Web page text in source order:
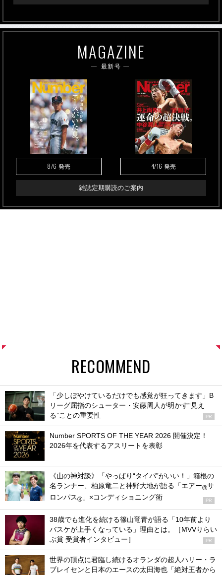
MAGAZINE
最新号
8/6 発売 4/16 発売
雑誌定期購読のご案内
RECOMMEND
「少しぼやけているだけでも感覚が狂ってきます」B
リーグ屈指のシューター・安藤周人が明かす“見え
る”ことの重要性
PR
Number SPORTS OF THE YEAR 2026 開催決定！
2026年を代表するアスリートを表彰
《山の神対談》「やっぱり“タイパ”がいい！」箱根の
名ランナー、柏原竜二と神野大地が語る「エアー®サ
ロンパス® 」×コンディショニング術 PR
38歳でも進化を続ける篠山竜青が語る「10年前より
バスケが上手くなっている」理由とは。［MVVりらい
ぶ賞 受賞者インタビュー］
PR
世界の頂点に君臨し続けるオランダの超人ハリー・ラ
ブレイセンと日本のエースの太田海也「絶対王者から